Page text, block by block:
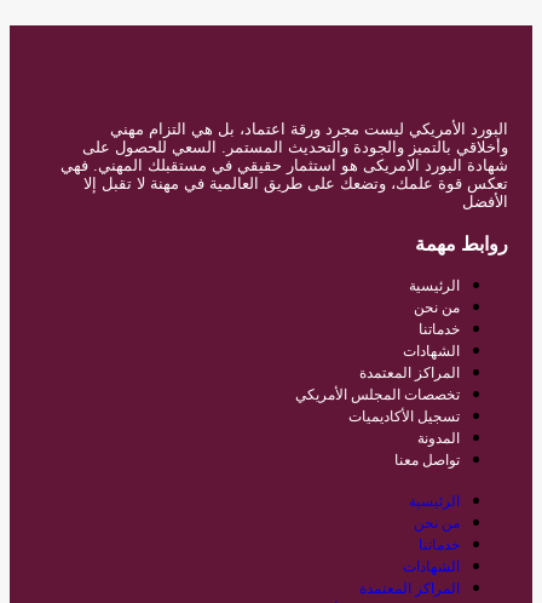
البورد الأمريكي ليست مجرد ورقة اعتماد، بل هي التزام مهني
وأخلاقي بالتميز والجودة والتحديث المستمر. السعي للحصول على
شهادة البورد الامريكى هو استثمار حقيقي في مستقبلك المهني. فهي
تعكس قوة علمك، وتضعك على طريق العالمية في مهنة لا تقبل إلا
الأفضل
روابط مهمة
الرئيسية
من نحن
خدماتنا
الشهادات
المراكز المعتمدة
تخصصات المجلس الأمريكي
تسجيل الأكاديميات
المدونة
تواصل معنا
الرئيسية
من نحن
خدماتنا
الشهادات
المراكز المعتمدة